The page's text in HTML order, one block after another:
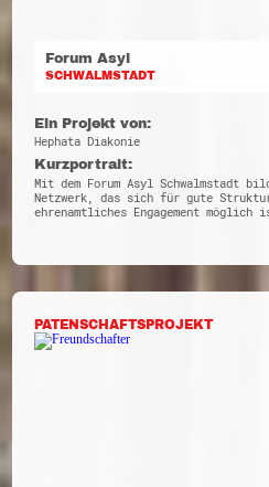
Forum Asyl
SCHWALMSTADT
Ein Projekt von:
Hephata Diakonie
Kurzportrait:
Mit dem Forum Asyl Schwalmstadt
Netzwerk, das sich für gute
ehrenamtliches Engagement
PATENSCHAFTSPROJEKT